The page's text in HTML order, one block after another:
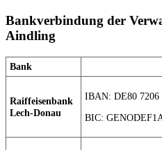
Bankverbindung der
Aindling
Bank
Raiffeisenbank
Lech-Donau
IBAN: DE80 7206
BIC: